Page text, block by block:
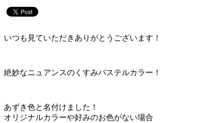
いつも見ていただきありがとうございます！
絶妙なニュアンスのくすみパステルカラー！
あずき色と名付けました！
オリジナルカラーや好みのお色がない場合